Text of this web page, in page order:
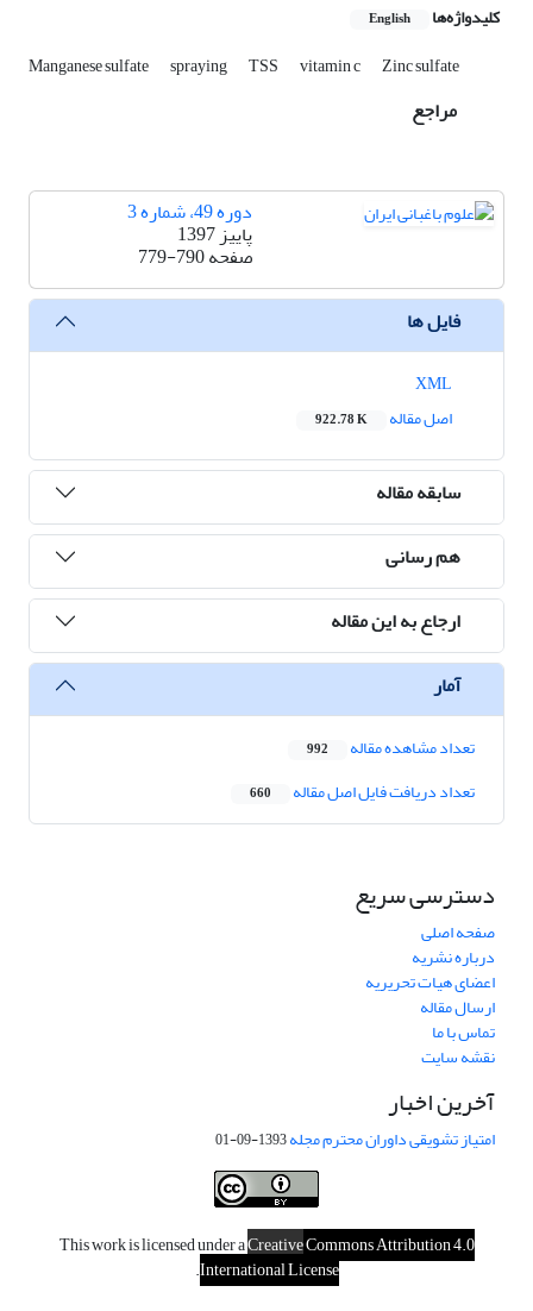
کلیدواژه‌ها English
Manganese sulfate spraying TSS vitamin c Zinc sulfate
مراجع
دوره 49، شماره 3
پاییز 1397
صفحه779-790
فایل ها
اصل مقاله
922.78 K
سابقه مقاله
هم رسانی
ارجاع به این مقاله
آمار
تعداد مشاهده مقاله 992
تعداد دریافت فایل اصل مقاله 660
دسترسی سریع
صفحه اصلی
درباره نشریه
اعضای هیات تحریریه
ارسال مقاله
تماس با ما
نقشه سایت
آخرین اخبار
امتیاز تشویقی داوران محترم مجله1393-09-01
This work is licensed under aCreativeCommons Attribution 4.0
International License
.